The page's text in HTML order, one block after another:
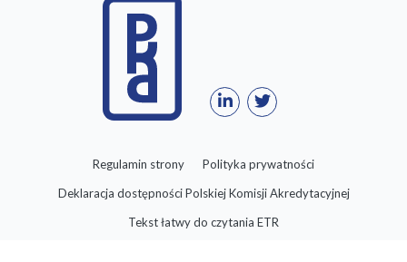
Regulamin strony
Polityka prywatności
Deklaracja dostępności Polskiej Komisji Akredytacyjnej
Tekst łatwy do czytania ETR